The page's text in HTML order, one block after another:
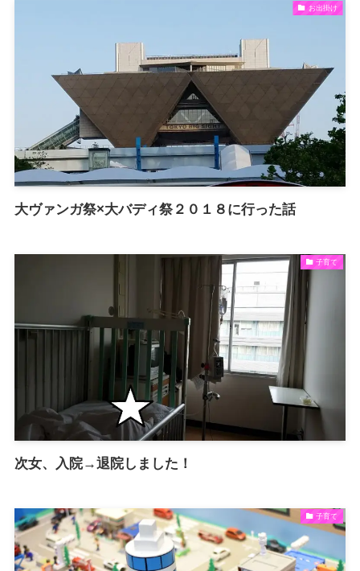
お出掛け
大ヴァンガ祭×大バディ祭２０１８に行った話
子育て
次女、入院→退院しました！
子育て